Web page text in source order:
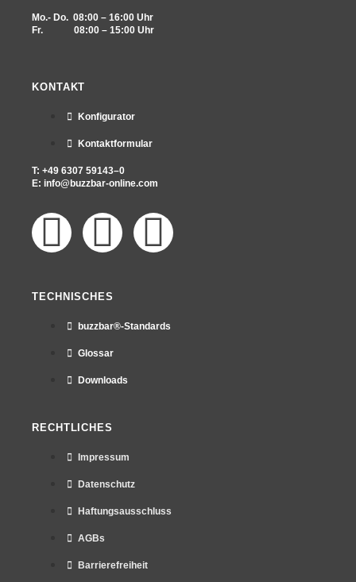
Mo.- Do. 08:00 – 16:00 Uhr
Fr. 08:00 – 15:00 Uhr
KONTAKT
Konfigurator
Kontaktformular
T: +49 6307 59143–0
E: info@buzzbar-online.com
TECHNISCHES
buzzbar®-Standards
Glossar
Downloads
RECHTLICHES
Impressum
Datenschutz
Haftungsausschluss
AGBs
Barrierefreiheit